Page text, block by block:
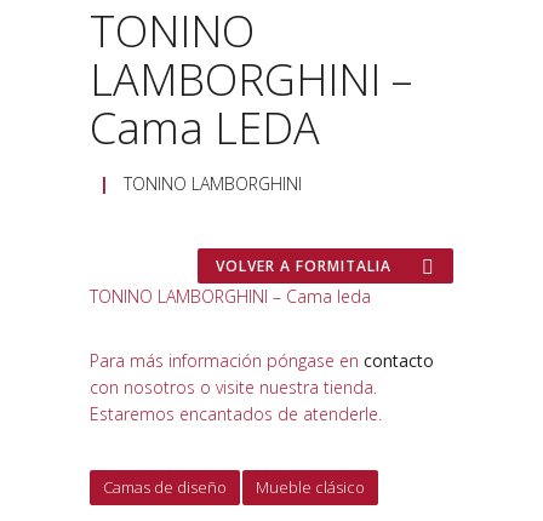
TONINO
LAMBORGHINI –
Cama LEDA
| TONINO LAMBORGHINI
VOLVER A FORMITALIA
TONINO LAMBORGHINI – Cama leda
Para más información póngase en contacto
con nosotros o visite nuestra tienda.
Estaremos encantados de atenderle.
Camas de diseño Mueble clásico